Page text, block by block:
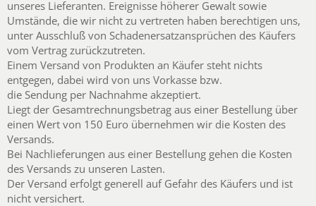
unseres Lieferanten. Ereignisse höherer Gewalt sowie
Umstände, die wir nicht zu vertreten haben berechtigen uns,
unter Ausschluß von Schadenersatzansprüchen des Käufers
vom Vertrag zurückzutreten.
Einem Versand von Produkten an Käufer steht nichts
entgegen, dabei wird von uns Vorkasse bzw.
die Sendung per Nachnahme akzeptiert.
Liegt der Gesamtrechnungsbetrag aus einer Bestellung über
einen Wert von 150 Euro übernehmen wir die Kosten des
Versands.
Bei Nachlieferungen aus einer Bestellung gehen die Kosten
des Versands zu unseren Lasten.
Der Versand erfolgt generell auf Gefahr des Käufers und ist
nicht versichert.